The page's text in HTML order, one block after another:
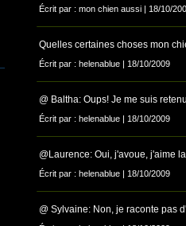
Écrit par : mon chien aussi | 18/10/
Quelles certaines choses mon
Écrit par : helenablue | 18/10/2009
@ Baltha: Oups! Je me suis
Écrit par : helenablue | 18/10/2009
@Laurence: Oui, j'avoue, j'aime
Écrit par : helenablue | 18/10/2009
@ Sylvaine: Non, je raconte pas